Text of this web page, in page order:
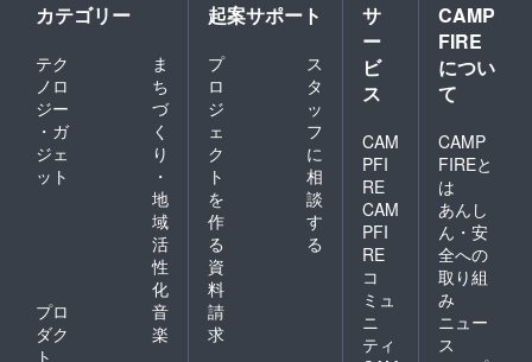
カテゴリー
テク
ノロ
ジー
・ガ
ジェ
ット
ま
ち
づ
く
り
・
地
域
活
性
化
プロ
ダク
ト
音
楽
起案サポート
プ
ロ
ジ
ェ
ク
ト
を
作
る
ス
タ
ッ
フ
に
相
談
す
る
資
料
請
求
サ
ー
ビ
ス
CAM
PFI
RE
CAM
PFI
RE
コ
ミュ
ニ
ティ
CAMP
FIRE
につい
て
CAMP
FIREと
は
あんし
ん・安
全への
取り組
み
ニュー
ス